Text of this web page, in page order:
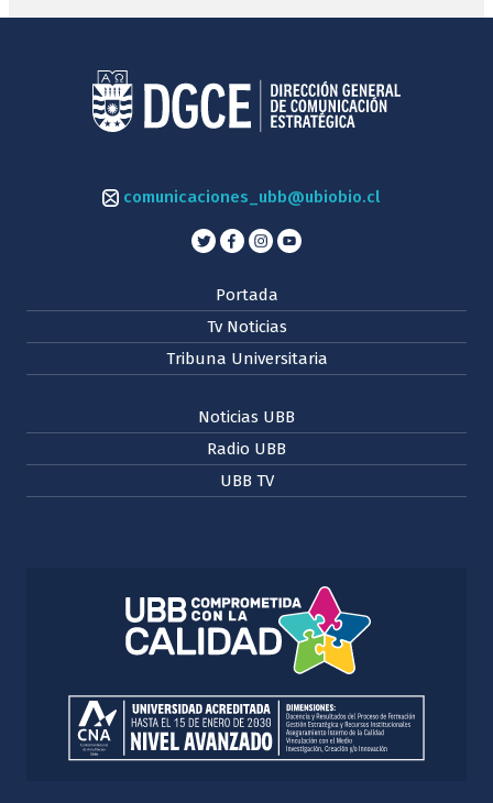
comunicaciones_ubb@ubiobio.cl
Portada
Tv Noticias
Tribuna Universitaria
Noticias UBB
Radio UBB
UBB TV